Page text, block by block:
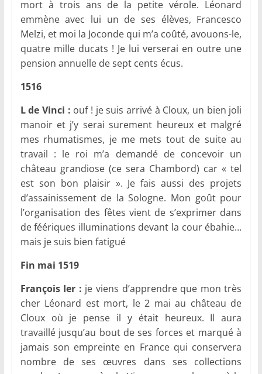
mort à trois ans de la petite vérole. Léonard
emmène avec lui un de ses élèves, Francesco
Melzi, et moi la Joconde qui m’a coûté, avouons-le,
quatre mille ducats ! Je lui verserai en outre une
pension annuelle de sept cents écus.
1516
L de Vinci : ouf ! je suis arrivé à Cloux, un bien joli
manoir et j’y serai surement heureux et malgré
mes rhumatismes, je me mets tout de suite au
travail : le roi m’a demandé de concevoir un
château grandiose (ce sera Chambord) car « tel
est son bon plaisir ». Je fais aussi des projets
d’assainissement de la Sologne. Mon goût pour
l’organisation des fêtes vient de s’exprimer dans
de féériques illuminations devant la cour ébahie…
mais je suis bien fatigué
Fin mai 1519
François Ier : je viens d’apprendre que mon très
cher Léonard est mort, le 2 mai au château de
Cloux où je pense il y était heureux. Il aura
travaillé jusqu’au bout de ses forces et marqué à
jamais son empreinte en France qui conservera
nombre de ses œuvres dans ses collections